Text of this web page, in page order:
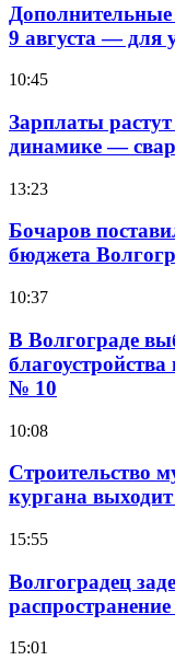
9 августа — для
10:45
Зарплаты
динамике —
13:23
Бочаров
бюджета
10:37
В Волгограде
№ 10
10:08
Строительство
кургана
15:55
Волгоградец
15:01